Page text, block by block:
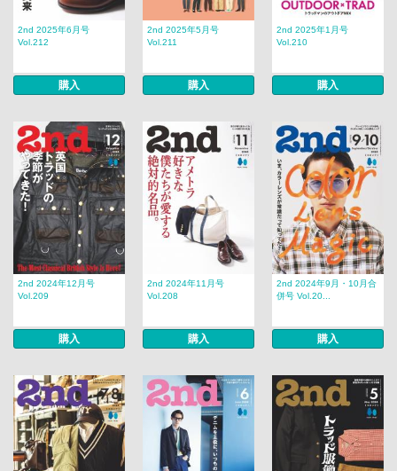
2nd 2025年6月号
Vol.212
購入
2nd 2025年5月号
Vol.211
購入
2nd 2025年1月号
Vol.210
購入
2nd 2024年12月号
Vol.209
購入
2nd 2024年11月号
Vol.208
購入
2nd 2024年9月・10月合
併号 Vol.20...
購入